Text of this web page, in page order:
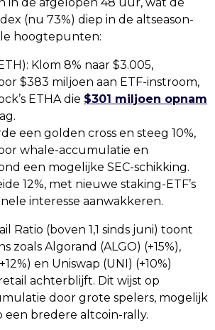
(nu 73%) diep in de altseason-
hoogtepunten:
Klom 8% naar $3.005,
$383 miljoen aan ETF-instroom,
ETHA die $301 miljoen opnam
een golden cross en steeg 10%,
whale-accumulatie en
een mogelijke SEC-schikking.
12%, met nieuwe staking-ETF’s
interesse aanwakkeren.
Ratio (boven 1,1 sinds juni) toont
zoals Algorand (ALGO) (+15%),
en Uniswap (UNI) (+10%)
achterblijft. Dit wijst op
door grote spelers, mogelijk
bredere altcoin-rally.